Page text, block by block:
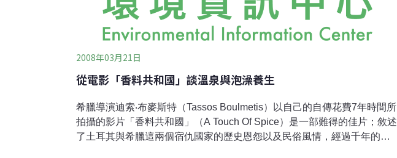
2008年03月21日
從電影「香料共和國」談溫泉與泡澡養生
希臘導演迪索‧布麥斯特（Tassos Boulmetis）以自己的自傳花費7年時間所
拍攝的影片「香料共和國」（A Touch Of Spice）是一部難得的佳片；敘述
了土耳其與希臘這兩個宿仇國家的歷史恩怨以及民俗風情，經過千年的融